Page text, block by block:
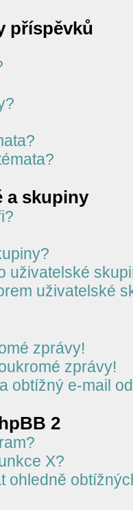
příspěvků
a skupiny
uživatelské
uživatelské
zprávy!
zprávy!
obtížný e-mail
2
X?
ohledně